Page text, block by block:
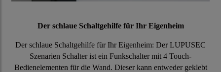
Der schlaue Schaltgehilfe für Ihr Eigenheim
Der schlaue Schaltgehilfe für Ihr Eigenheim: Der LUPUSEC
Szenarien Schalter ist ein Funkschalter mit 4 Touch-
Bedienelementen für die Wand. Dieser kann entweder geklebt